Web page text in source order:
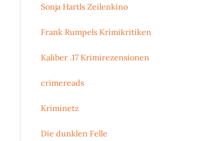
Sonja Hartls Zeilenkino
Frank Rumpels Krimikritiken
Kaliber .17 Krimirezensionen
crimereads
Kriminetz
Die dunklen Felle